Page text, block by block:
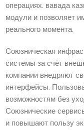
операциях. вавада
модули и позволяет
реального момента.
Союзническая
системы за счёт
компании внедряют
интерфейсы.
возможностям без
Союзнические
и повышают пользу